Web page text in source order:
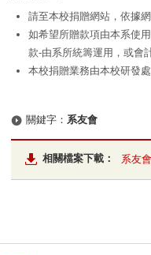
請至本校捐贈網站，依據
如希望所贈款項由本系使
款-由系所統籌運用，或會
本校捐贈業務由本校研發
關鍵字： 系友會
相關檔案下載： 系友